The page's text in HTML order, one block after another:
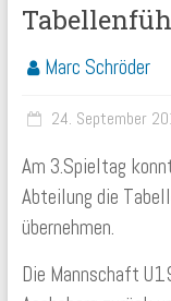
Marc Schröder
24. September
Am 3.Spieltag
Abteilung die
übernehmen.
Die Mannschaft